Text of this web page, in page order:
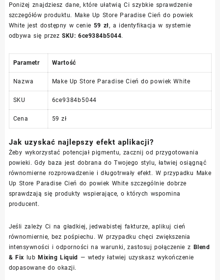
Poniżej znajdziesz dane, które ułatwią Ci szybkie sprawdzenie
szczegółów produktu. Make Up Store Paradise Cień do powiek
White jest dostępny w cenie 59 zł, a identyfikacja w systemie
odbywa się przezSKU: 6ce9384b5044.
Parametr Wartość
Nazwa Make Up Store Paradise Cień do powiek White
SKU 6ce9384b5044
Cena 59 zł
Jak uzyskać najlepszy efekt aplikacji?
Żeby wykorzystać potencjał pigmentu, zacznij od przygotowania
powieki. Gdy baza jest dobrana do Twojego stylu, łatwiej osiągnąć
równomierne rozprowadzenie i długotrwały efekt. W przypadku Make
Up Store Paradise Cień do powiek White szczególnie dobrze
sprawdzają się produkty wspierające, o których wspomina
producent.
Jeśli zależy Ci na gładkiej, jedwabistej fakturze, aplikuj cień
równomiernie, bez pośpiechu. W przypadku chęci zwiększenia
intensywności i odporności na warunki, zastosuj połączenie z Blend
& Fix lub Mixing Liquid — wtedy łatwiej uzyskasz wykończenie
dopasowane do okazji.